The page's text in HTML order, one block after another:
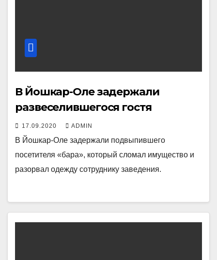
В Йошкар-Оле задержали
развеселившегося гостя
17.09.2020 ADMIN
В Йошкар-Оле задержали подвыпившего
посетителя «бара», который сломал имущество и
разорвал одежду сотруднику заведения.